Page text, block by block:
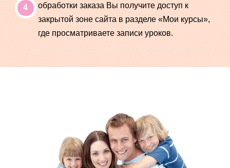
обработки заказа Вы получите доступ к
закрытой зоне сайта в разделе «Мои курсы»,
где просматриваете записи уроков.